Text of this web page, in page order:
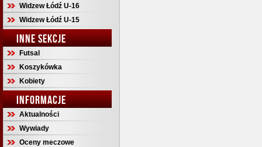
Widzew Łódź U-16
Widzew Łódź U-15
INNE SEKCJE
Futsal
Koszykówka
Kobiety
INFORMACJE
Aktualności
Wywiady
Oceny meczowe